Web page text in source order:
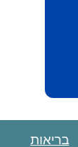
בריאות